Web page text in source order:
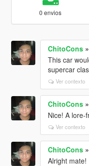
0 envios
ChitoCons»
This car
supercar
Ver contexto
ChitoCons»
Nice! A lore-
Ver contexto
ChitoCons»
Alright mate!